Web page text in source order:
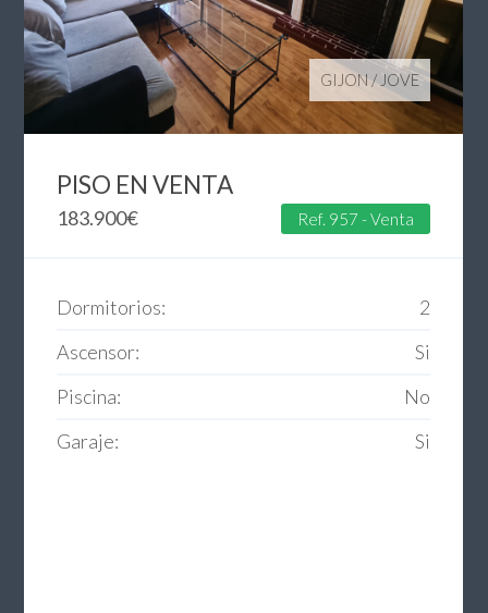
GIJON/ JOVE
PISO EN VENTA
183.900€ Ref. 957 - Venta
Dormitorios:
2
Ascensor:
Si
Piscina:
No
Garaje:
Si